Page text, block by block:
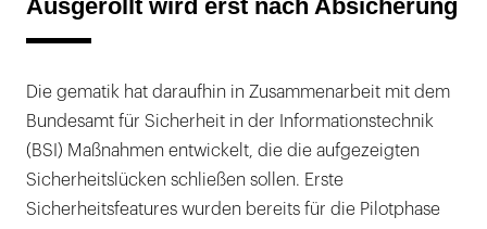
Ausgerollt wird erst nach Absicherung
Die gematik hat daraufhin in Zusammenarbeit mit dem
Bundesamt für Sicherheit in der Informationstechnik
(BSI) Maßnahmen entwickelt, die die aufgezeigten
Sicherheitslücken schließen sollen. Erste
Sicherheitsfeatures wurden bereits für die Pilotphase